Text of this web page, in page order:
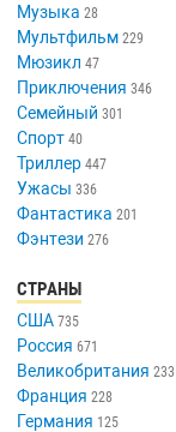
Музыка 28
Мультфильм 229
Мюзикл 47
Приключения 346
Семейный 301
Спорт 40
Триллер 447
Ужасы 336
Фантастика 201
Фэнтези 276
СТРАНЫ
США 735
Россия 671
Великобритания 233
Франция 228
Германия 125